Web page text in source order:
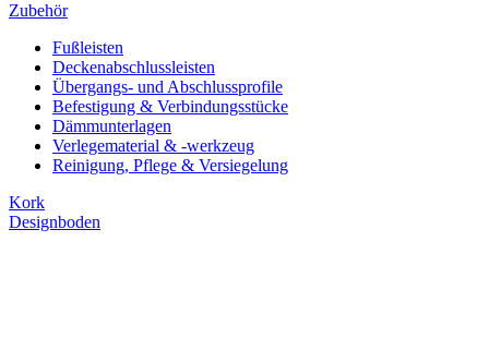
Zubehör
Fußleisten
Deckenabschlussleisten
Übergangs- und Abschlussprofile
Befestigung & Verbindungsstücke
Dämmunterlagen
Verlegematerial & -werkzeug
Reinigung, Pflege & Versiegelung
Kork
Designboden